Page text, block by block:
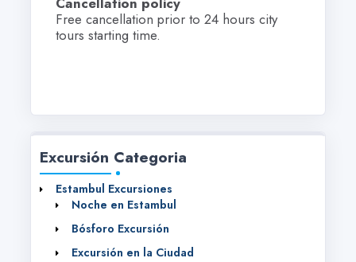
Free cancellation prior to 24 hours city
tours starting time.
Excursión Categoria
Estambul Excursiones
Noche en Estambul
Bósforo Excursión
Excursión en la Ciudad